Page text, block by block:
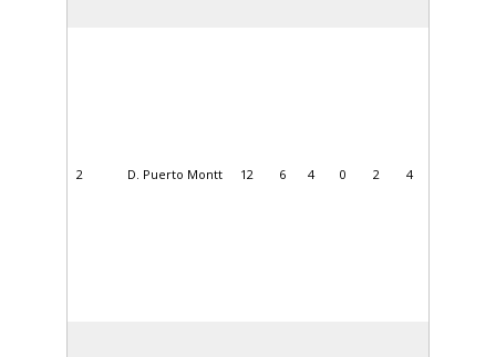
2 D. Puerto Montt 12 6 4 0 2 4